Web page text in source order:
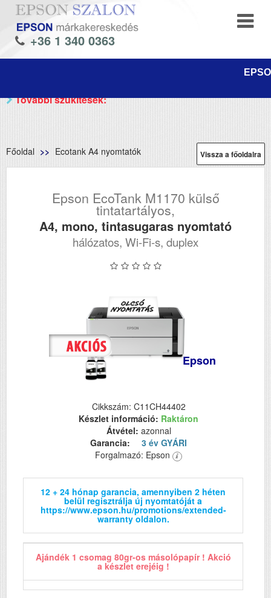
+36 1 340 0363
További szűkítések:
Vissza a főoldalra
Főoldal Ecotank A4 nyomtatók
Epson EcoTank M1170 külső
tintatartályos,
A4, mono, tintasugaras nyomtató
hálózatos, Wi-Fi-s, duplex
Epson
Cikkszám: C11CH44402
Készlet információ: Raktáron
Átvétel: azonnal
Garancia:
3 év GYÁRI
Forgalmazó: Epson
12 + 24 hónap garancia, amennyiben 2 héten
belül regisztrálja új nyomtatóját a
https://www.epson.hu/promotions/extended-
warranty oldalon.
Ajándék 1 csomag 80gr-os másolópapír ! Akció
a készlet erejéig !